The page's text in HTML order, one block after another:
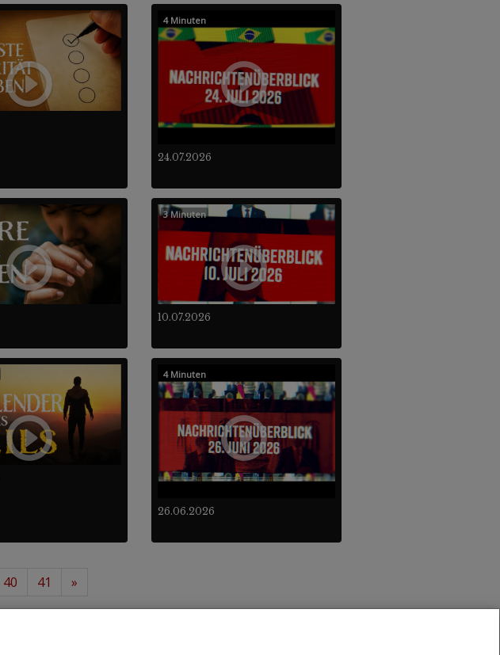
24.07.2026
4 Minuten
10.07.2026
3 Minuten
26.06.2026
4 Minuten
40 41
»